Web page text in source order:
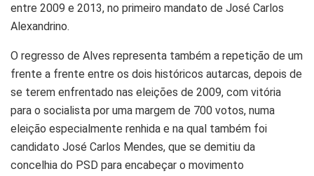
entre 2009 e 2013, no primeiro mandato de José Carlos
Alexandrino.
O regresso de Alves representa também a repetição de um
frente a frente entre os dois históricos autarcas, depois de
se terem enfrentado nas eleições de 2009, com vitória
para o socialista por uma margem de 700 votos, numa
eleição especialmente renhida e na qual também foi
candidato José Carlos Mendes, que se demitiu da
concelhia do PSD para encabeçar o movimento